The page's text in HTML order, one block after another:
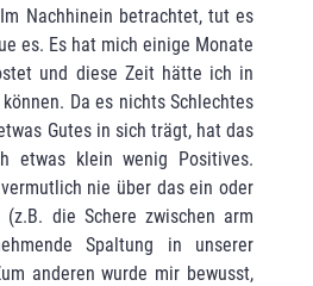
Nachhinein betrachtet, tut es
es. Es hat mich einige Monate
und diese Zeit hätte ich in
Da es nichts Schlechtes
Gutes in sich trägt, hat das
etwas klein wenig Positives.
nie über das ein oder
(z.B. die Schere zwischen arm
Spaltung in unserer
anderen wurde mir bewusst,